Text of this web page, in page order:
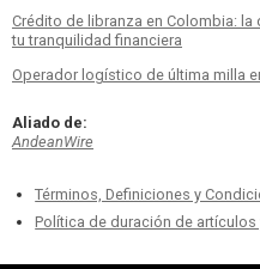
Crédito de libranza en Colombia:
tu tranquilidad financiera
Operador logístico de última milla
Aliado de:
AndeanWire
Términos, Definiciones y
Política de duración de artículos